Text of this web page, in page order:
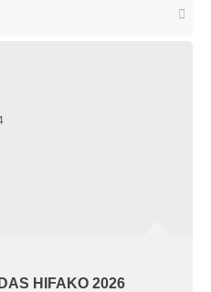
HIFAKO 2026